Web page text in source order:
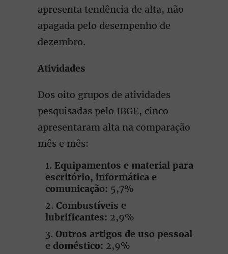
apresenta tendência de alta, não
apagada pelo desempenho de
dezembro.
Atividades
Dos oito grupos de atividades
pesquisadas pelo IBGE, cinco
apresentaram alta na comparação
mês e mês:
Equipamentos e material para
escritório, informática e
comunicação: 5,7%
Combustíveis e
lubrificantes: 2,9%
Outros artigos de uso pessoal
e doméstico: 2,9%